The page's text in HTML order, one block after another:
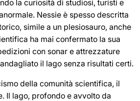
la curiosità di studiosi, turisti e
Nessie è spesso descritta
simile a un plesiosauro, anche
ha mai confermato la sua
con sonar e attrezzature
il lago senza risultati certi.
della comunità scientifica, il
Il lago, profondo e avvolto da